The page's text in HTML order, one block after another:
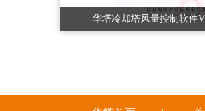
华塔冷却塔风量控制软件